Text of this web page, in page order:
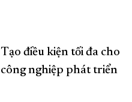
Tạo điều kiện tối đa cho
công nghiệp phát triển